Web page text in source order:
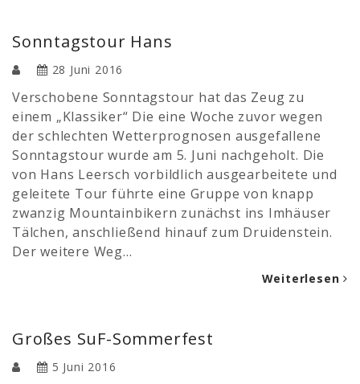
Sonntagstour Hans
28 Juni 2016
Verschobene Sonntagstour hat das Zeug zu
einem „Klassiker“ Die eine Woche zuvor wegen
der schlechten Wetterprognosen ausgefallene
Sonntagstour wurde am 5. Juni nachgeholt. Die
von Hans Leersch vorbildlich ausgearbeitete und
geleitete Tour führte eine Gruppe von knapp
zwanzig Mountainbikern zunächst ins Imhäuser
Tälchen, anschließend hinauf zum Druidenstein.
Der weitere Weg…
Weiterlesen
Großes SuF-Sommerfest
5 Juni 2016